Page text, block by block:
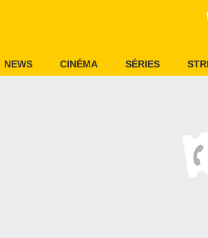
NEWS CINÉMA SÉRIES